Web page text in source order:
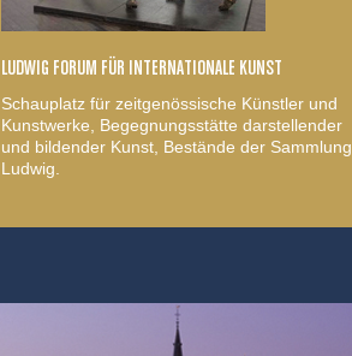
LUDWIG FORUM FÜR INTERNATIONALE KUNST
Schauplatz für zeitgenössische Künstler und
Kunstwerke, Begegnungsstätte darstellender
und bildender Kunst, Bestände der Sammlung
Ludwig.